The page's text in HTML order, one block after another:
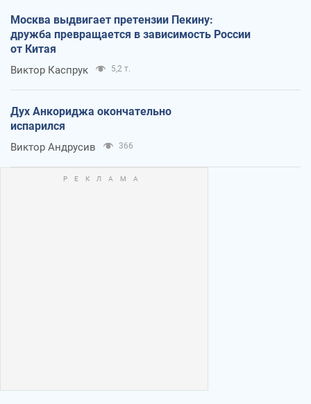
Москва выдвигает претензии Пекину:
дружба превращается в зависимость России
от Китая
Виктор Каспрук 5,2 т.
Дух Анкориджа окончательно
испарился
Виктор Андрусив 366